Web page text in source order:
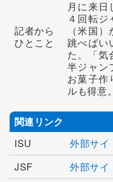
記者から
ひとこと
月に来日
４回転
（米国
跳べばい
た。「気
半ジャン
お菓子作
ルも得意。
関連リンク
ISU
外部サイ
JSF
外部サイ